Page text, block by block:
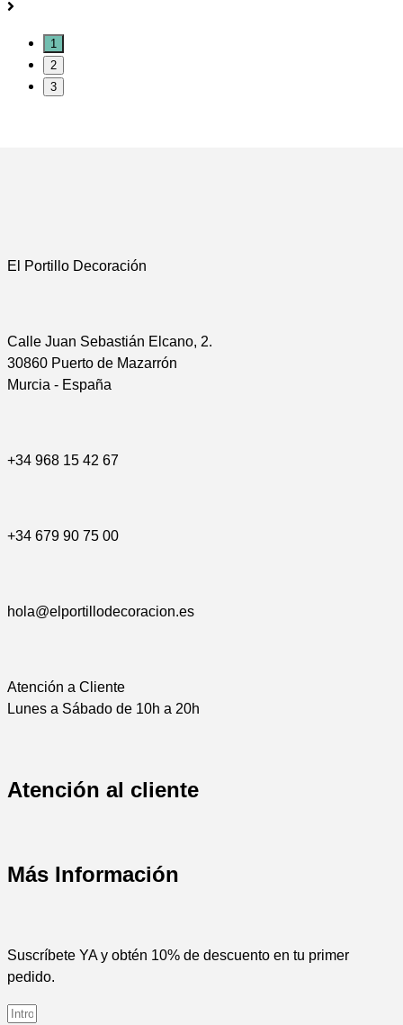
1
2
3
El Portillo Decoración
Calle Juan Sebastián Elcano, 2.
30860 Puerto de Mazarrón
Murcia - España
+34 968 15 42 67
+34 679 90 75 00
hola@elportillodecoracion.es
Atención a Cliente
Lunes a Sábado de 10h a 20h
Atención al cliente
Más Información
Suscríbete YA y obtén 10% de descuento en tu primer
pedido.